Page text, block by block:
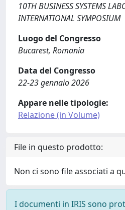
10TH BUSINESS SYSTEMS
INTERNATIONAL SYMPOSIUM
Luogo del Congresso
Bucarest, Romania
Data del Congresso
22-23 gennaio 2026
Appare nelle tipologie:
Relazione (in Volume)
File in questo prodotto:
Non ci sono file associati a
I documenti in IRIS sono